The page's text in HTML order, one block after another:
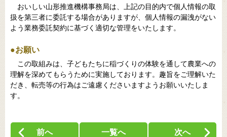
おいしい山形推進機構事務局は、上記の目的内で個人情報の取
扱を第三者に委託する場合がありますが、個人情報の漏洩がない
よう業務委託契約に基づく適切な管理をいたします。
●お願い
この取組みは、子どもたちに稲づくりの体験を通して農業への
理解を深めてもらうために実施しております。趣旨をご理解いた
だき、転売等の行為はご遠慮くださいますようお願いいたしま
す。
前へ 一覧へ 次へ